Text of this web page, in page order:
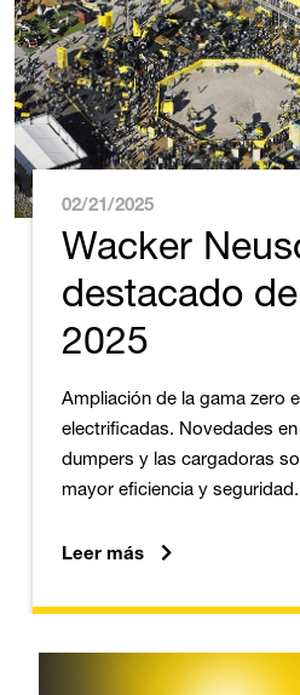
02/21/2025
Wacker
destacado
2025
Ampliación de la gama zero
electrificadas. Novedades
dumpers y las cargadoras
mayor eficiencia y seguridad.
Leer más